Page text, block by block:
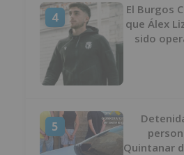
4
El Burgos
que Álex
sido
5
Quintanar